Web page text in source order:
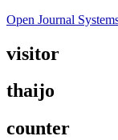
Open Journal
visitor
thaijo
counter